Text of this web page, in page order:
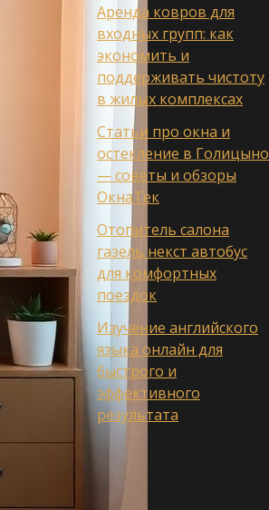
Аренда ковров для
входных групп: как
экономить и
поддерживать чистоту
в жилых комплексах
Статьи про окна и
остекление в Голицыно
— советы и обзоры
ОкнаТек
Отопитель салона
газель некст автобус
для комфортных
поездок
Изучение английского
языка онлайн для
быстрого и
эффективного
результата